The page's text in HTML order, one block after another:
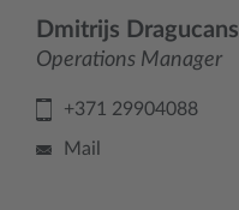
Dmitrijs Dragucans
Operations Manager
+371 29904088
Mail